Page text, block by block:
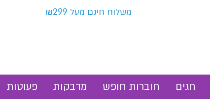
משלוח חינם מעל ₪299
חגים חוברות חופש מדבקות פעוטות